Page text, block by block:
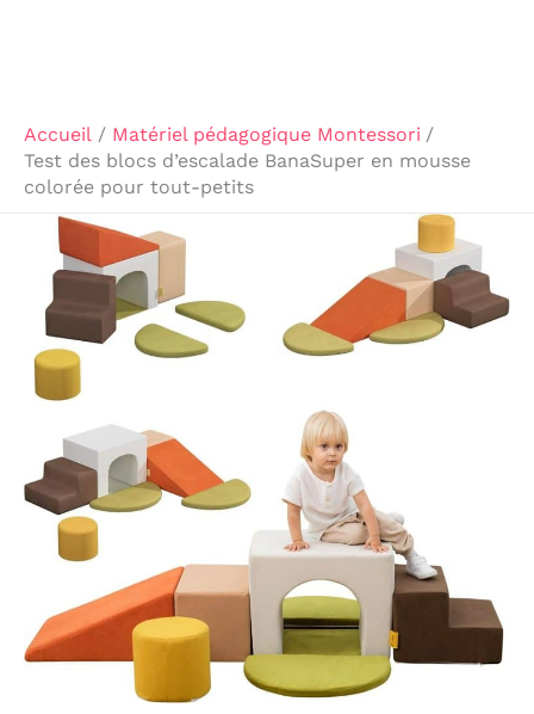
Accueil
Matériel pédagogique Montessori
Test des blocs d’escalade BanaSuper en mousse
colorée pour tout-petits